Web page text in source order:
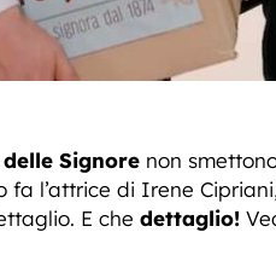
Signore non
fa l’attrice di Irene
E che dettaglio!